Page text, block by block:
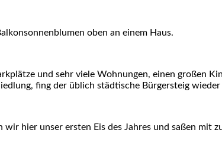
oben an einem Haus.
und sehr viele Wohnungen, einen großen
fing der üblich städtische Bürgersteig
wir hier unser ersten Eis des Jahres und saßen